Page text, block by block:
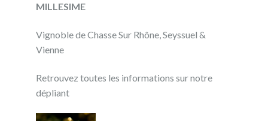
MILLESIME
Vignoble de Chasse Sur Rhône, Seyssuel &
Vienne
Retrouvez toutes les informations sur notre
dépliant